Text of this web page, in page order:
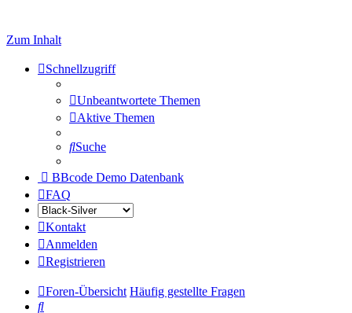
Zum Inhalt
Schnellzugriff
Unbeantwortete Themen
Aktive Themen
Suche
BBcode Demo Datenbank
FAQ
Kontakt
Anmelden
Registrieren
Foren-Übersicht Häufig gestellte Fragen
Suche